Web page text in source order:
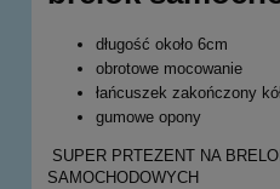
długość około 6cm
obrotowe mocowanie
łańcuszek zakończony
gumowe opony
SUPER PRTEZENT NA
SAMOCHODOWYCH